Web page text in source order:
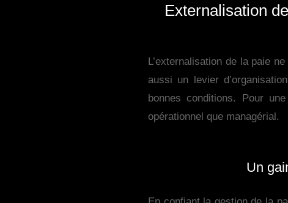
Externalisation
L’externalisation de la paie
aussi un levier
bonnes conditions. Pour
opérationnel que managérial.
Un